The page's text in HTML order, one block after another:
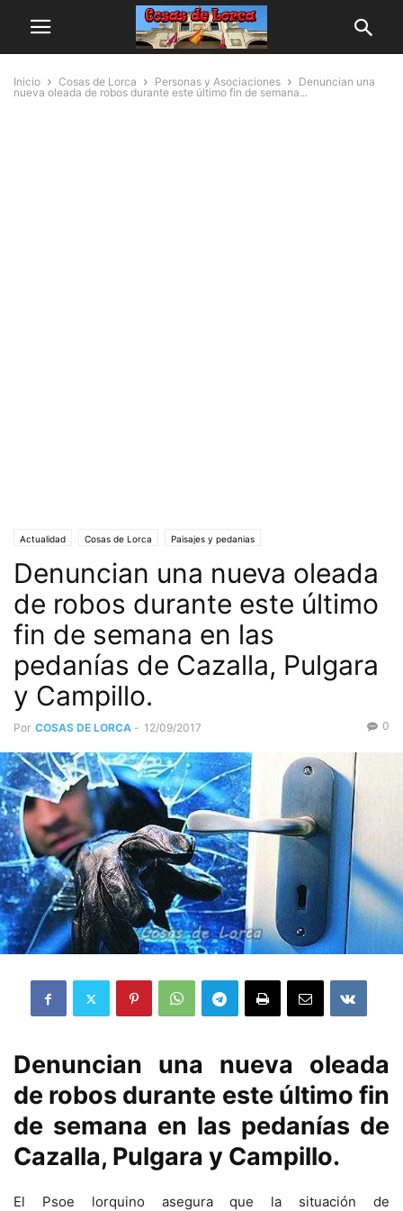
Inicio Cosas de Lorca Personas y Asociaciones
Denuncian una
nueva oleada de robos durante este último fin de semana...
Actualidad Cosas de Lorca Paisajes y pedanias
Denuncian una nueva oleada
de robos durante este último
fin de semana en las
pedanías de Cazalla, Pulgara
y Campillo.
Por COSAS DE LORCA - 12/09/2017 0
Denuncian una nueva oleada
de robos durante este último fin
de semana en las pedanías de
Cazalla, Pulgara y Campillo.
El Psoe lorquino asegura que la situación de